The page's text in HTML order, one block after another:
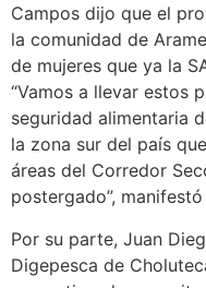
Campos dijo que el
la comunidad de
de mujeres que ya la
“Vamos a llevar estos
seguridad alimentaria
la zona sur del país
áreas del Corredor
postergado”,
Por su parte, Juan
Digepesca de